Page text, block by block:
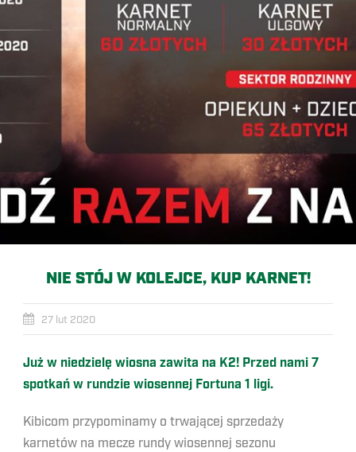
NIE STÓJ W KOLEJCE, KUP KARNET!
27 lut 2020
Już w niedzielę wiosna zawita na K2! Przed nami 7
spotkań w rundzie wiosennej Fortuna 1 ligi.
Kibicom przypominamy o trwającej sprzedaży
karnetów na mecze rundy wiosennej sezonu